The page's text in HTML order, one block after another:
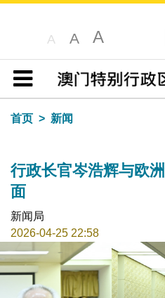
A A A
目录
首页
新闻
行政长官岑浩辉与欧
面
新闻局
2026-04-25 22:58